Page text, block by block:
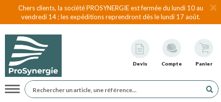
Chers clients, la société PROSYNERGIE est fermée du lundi 10 au
vendredi 14 ; les expéditions reprendront dès le lundi 17 août.
Devis Compte Panier
Navigation